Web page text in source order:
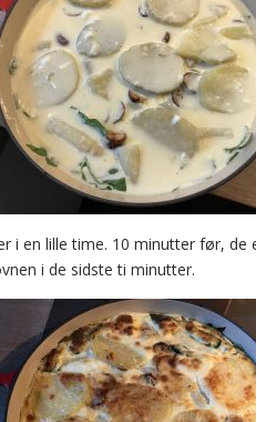
i en lille time. 10 minutter før, de
i de sidste ti minutter.